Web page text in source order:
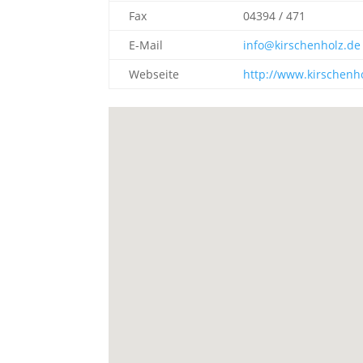
Fax
04394 / 471
E-Mail
info@kirschenholz.de
Webseite
http://